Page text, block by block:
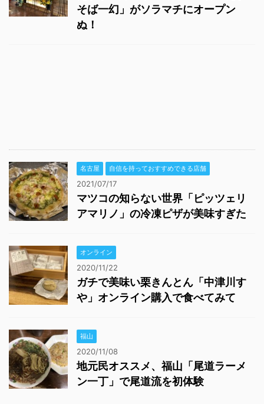
そば一幻」がソラマチにオープン
ぬ！
名古屋 自信を持っておすすめできる店舗
2021/07/17
マツコの知らない世界「ピッツェリ
アマリノ」の冷凍ピザが美味すぎた
オンライン
2020/11/22
ガチで美味い栗きんとん「中津川す
や」オンライン購入で食べてみて
福山
2020/11/08
地元民オススメ、福山「尾道ラーメ
ン一丁」で尾道流を初体験